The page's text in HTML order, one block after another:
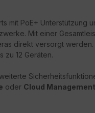
mit PoE+ Unterstützung
Mit einer
direkt versorgt werden.
zu 12 Geräten.
oder Cloud Management